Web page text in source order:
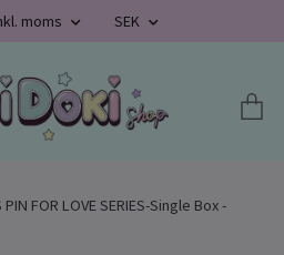
moms SEK
PIN FOR LOVE SERIES-Single Box -